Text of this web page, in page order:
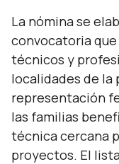
La nómina se
convocatoria
técnicos y
localidades de la
representación
las familias
técnica cercana
proyectos. El